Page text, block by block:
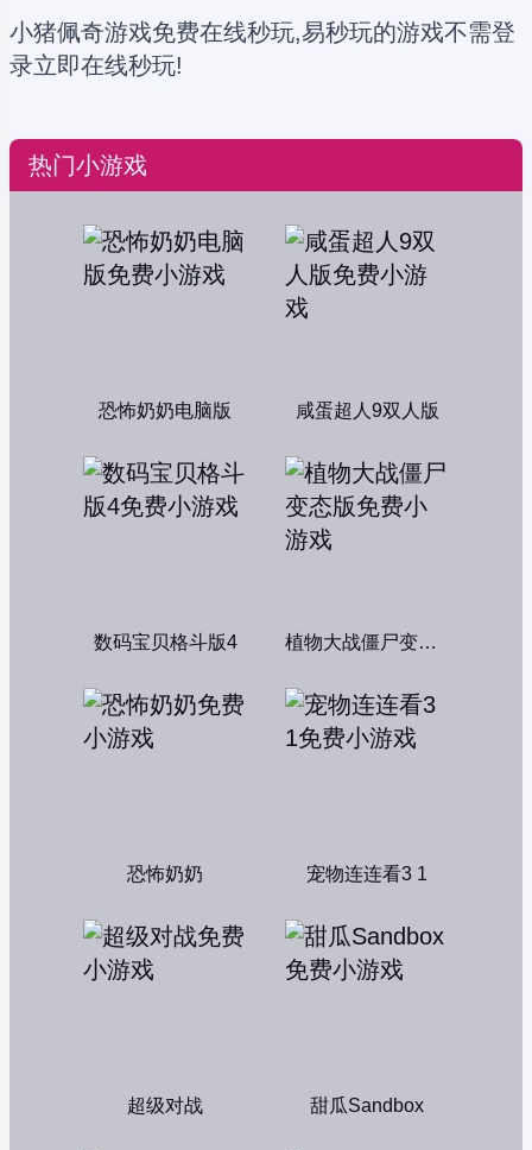
小猪佩奇游戏免费在线秒玩,易秒玩的游戏不需登
录立即在线秒玩!
热门小游戏
恐怖奶奶电脑版 咸蛋超人9双人版
数码宝贝格斗版4 植物大战僵尸变态版
恐怖奶奶 宠物连连看3 1
超级对战 甜瓜Sandbox